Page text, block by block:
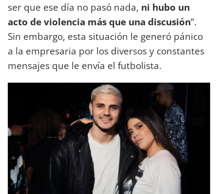
ser que ese día no pasó nada, ni hubo un
acto de violencia más que una discusión”.
Sin embargo, esta situación le generó pánico
a la empresaria por los diversos y constantes
mensajes que le envía el futbolista.